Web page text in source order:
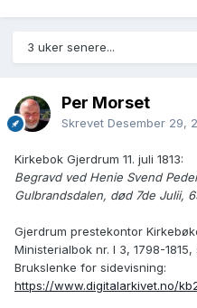
3 uker senere...
Per Morset
Skrevet Desember 29,
Kirkebok Gjerdrum 11. juli 1813:
Begravd ved Henie Svend
Gulbrandsdalen, død 7de Julii,
Gjerdrum prestekontor
Ministerialbok nr. I 3, 1798-1815,
Brukslenke for sidevisning:
https://www.digitalarkivet.no/